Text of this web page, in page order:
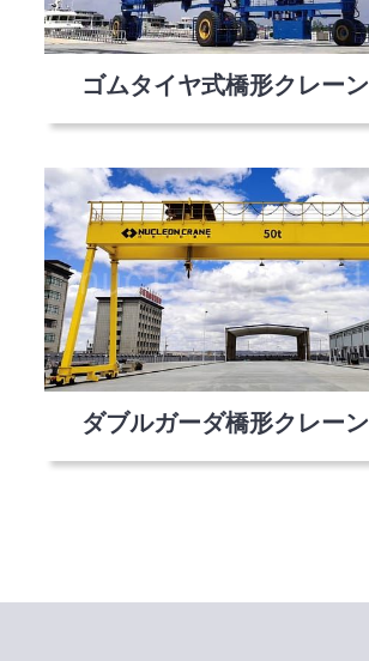
ゴムタイヤ式橋形クレーン
ダブルガーダ橋形クレーン